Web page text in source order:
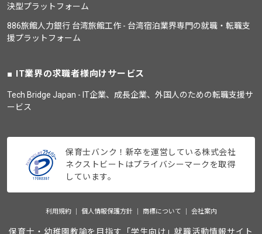
決型プラットフォーム
886旅館人力銀行 台湾旅館工作 - 台湾宿泊業界専門の就職・転職支
援プラットフォーム
IT業界の求職者様向けサービス
Tech Bridge Japan - IT企業、成長企業、外国人のための転職支援サ
ービス
保育士バンク！新卒を運営している株式会社
ネクストビートはプライバシーマークを取得
しています。
利用規約 個人情報保護方針 商標について 会社案内
保育士・幼稚園教諭を目指す「学生向け」就職活動情報サイト